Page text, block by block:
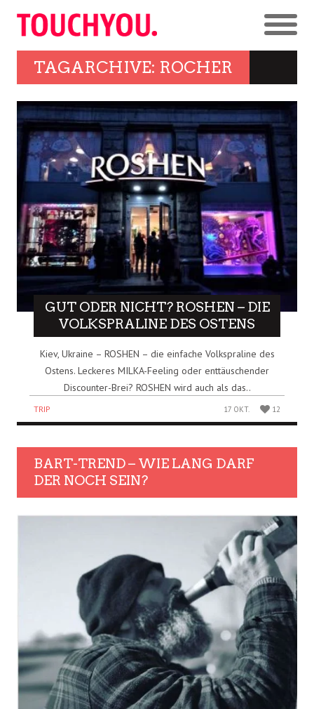
TAGARCHIVE: ROCHER
GUT ODER NICHT? ROSHEN – DIE
VOLKSPRALINE DES OSTENS
Kiev, Ukraine – ROSHEN – die einfache Volkspraline des
Ostens. Leckeres MILKA-Feeling oder enttäuschender
Discounter-Brei? ROSHEN wird auch als das..
TRIP 17 OKT. 12
BART-TREND – WIE LANG DARF
DER NOCH SEIN?